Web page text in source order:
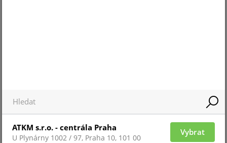
ATKM s.r.o. - centrála Praha
U Plynárny 1002 / 97, Praha 10, 101 00
Vybrat